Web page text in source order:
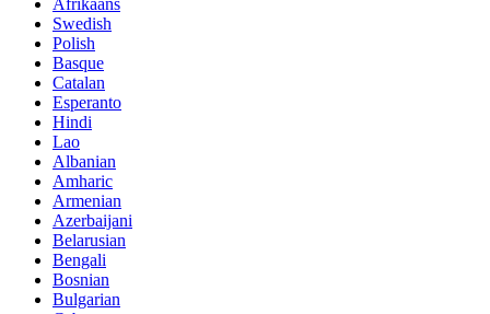
Afrikaans
Swedish
Polish
Basque
Catalan
Esperanto
Hindi
Lao
Albanian
Amharic
Armenian
Azerbaijani
Belarusian
Bengali
Bosnian
Bulgarian